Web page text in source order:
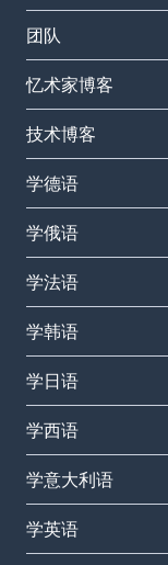
团队
忆术家博客
技术博客
学德语
学俄语
学法语
学韩语
学日语
学西语
学意大利语
学英语